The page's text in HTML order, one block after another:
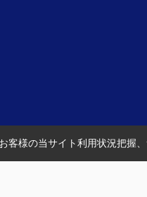
客様の当サイト利用状況把握